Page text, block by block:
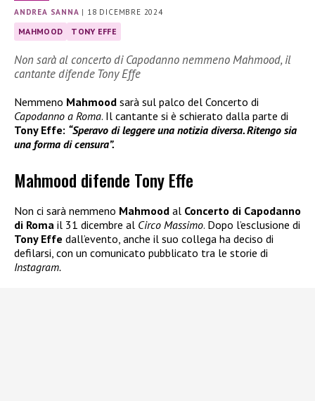
ANDREA SANNA | 18 DICEMBRE 2024
MAHMOOD TONY EFFE
Non sarà al concerto di Capodanno nemmeno Mahmood, il
cantante difende Tony Effe
Nemmeno Mahmood sarà sul palco del Concerto di
Capodanno a Roma. Il cantante si è schierato dalla parte di
Tony Effe: “Speravo di leggere una notizia diversa. Ritengo sia
una forma di censura”.
Mahmood difende Tony Effe
Non ci sarà nemmeno Mahmood al Concerto di Capodanno
di Roma il 31 dicembre al Circo Massimo. Dopo l’esclusione di
Tony Effe dall’evento, anche il suo collega ha deciso di
defilarsi, con un comunicato pubblicato tra le storie di
Instagram.